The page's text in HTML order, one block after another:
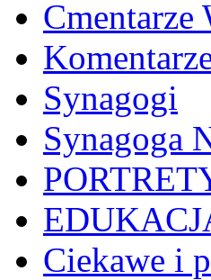
Cmentarze
Synagogi
Synagoga
Ciekawe i